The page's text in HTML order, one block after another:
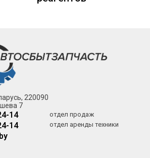
220090
7
14
14
отдел продаж
отдел аренды техники